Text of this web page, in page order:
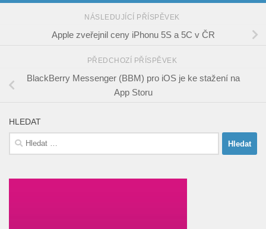
NÁSLEDUJÍCÍ PŘÍSPĚVEK
Apple zveřejnil ceny iPhonu 5S a 5C v ČR
PŘEDCHOZÍ PŘÍSPĚVEK
BlackBerry Messenger (BBM) pro iOS je ke stažení na
App Storu
HLEDAT
Vyhledávání